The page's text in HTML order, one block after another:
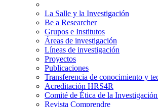
La Salle y la Investigación
Be a Researcher
Grupos e Institutos
Áreas de investigación
Líneas de investigación
Proyectos
Publicaciones
Transferencia de conocimiento y
Acreditación HRS4R
Comité de Ética de la
Revista Comprendre